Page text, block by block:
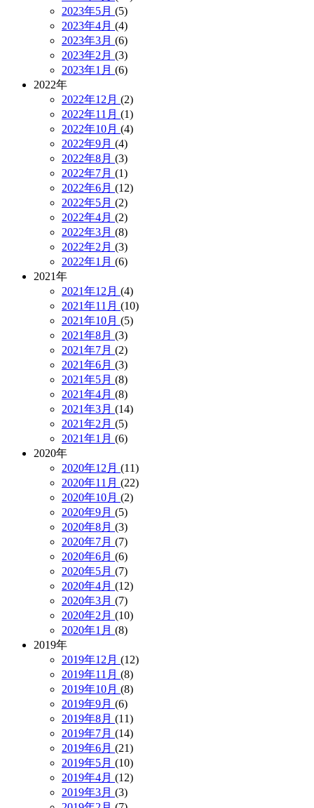
2023年5月 (5)
2023年4月 (4)
2023年3月 (6)
2023年2月 (3)
2023年1月 (6)
2022年
2022年12月 (2)
2022年11月 (1)
2022年10月 (4)
2022年9月 (4)
2022年8月 (3)
2022年7月 (1)
2022年6月 (12)
2022年5月 (2)
2022年4月 (2)
2022年3月 (8)
2022年2月 (3)
2022年1月 (6)
2021年
2021年12月 (4)
2021年11月 (10)
2021年10月 (5)
2021年8月 (3)
2021年7月 (2)
2021年6月 (3)
2021年5月 (8)
2021年4月 (8)
2021年3月 (14)
2021年2月 (5)
2021年1月 (6)
2020年
2020年12月 (11)
2020年11月 (22)
2020年10月 (2)
2020年9月 (5)
2020年8月 (3)
2020年7月 (7)
2020年6月 (6)
2020年5月 (7)
2020年4月 (12)
2020年3月 (7)
2020年2月 (10)
2020年1月 (8)
2019年
2019年12月 (12)
2019年11月 (8)
2019年10月 (8)
2019年9月 (6)
2019年8月 (11)
2019年7月 (14)
2019年6月 (21)
2019年5月 (10)
2019年4月 (12)
2019年3月 (3)